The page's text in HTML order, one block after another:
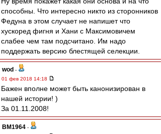
способны. Что интересно никто из сторонников
Федуна в этом случает не напишет что
хускоред фигня и Хани с Максимовичем
слабее чем там подсчитано. Им надо
поддержать версию блестящей селекции.
wod -
01 фев 2018 14:18
Бажен вполне может быть канонизирован в
нашей истории! )
За 01.11.2008!
BM1964 -